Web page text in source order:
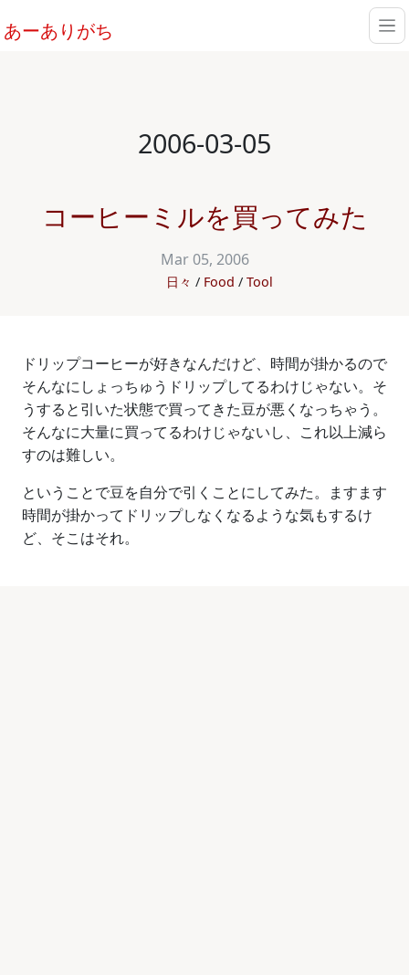
あーありがち
2006-03-05
コーヒーミルを買ってみた
Mar 05, 2006
日々 Food Tool
ドリップコーヒーが好きなんだけど、時間が掛かるので
そんなにしょっちゅうドリップしてるわけじゃない。そ
うすると引いた状態で買ってきた豆が悪くなっちゃう。
そんなに大量に買ってるわけじゃないし、これ以上減ら
すのは難しい。
ということで豆を自分で引くことにしてみた。ますます
時間が掛かってドリップしなくなるような気もするけ
ど、そこはそれ。